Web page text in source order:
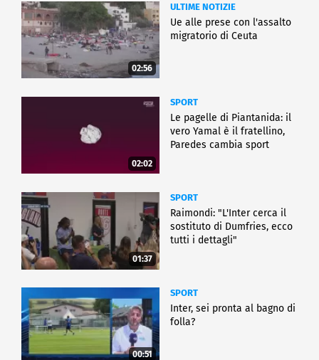
02:56
ULTIME NOTIZIE
Ue alle prese con l'assalto
migratorio di Ceuta
02:02
SPORT
Le pagelle di Piantanida: il
vero Yamal è il fratellino,
Paredes cambia sport
01:37
SPORT
Raimondi: "L'Inter cerca il
sostituto di Dumfries, ecco
tutti i dettagli"
00:51
SPORT
Inter, sei pronta al bagno di
folla?